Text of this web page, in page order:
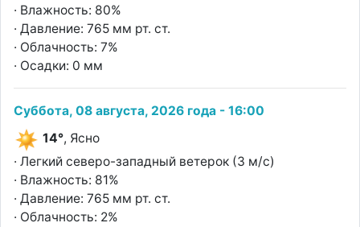
· Влажность: 80%
· Давление: 765 мм рт. ст.
· Облачность: 7%
· Осадки: 0 мм
Суббота, 08 августа, 2026 года - 16:00
14°, Ясно
· Легкий северо-западный ветерок (3 м/с)
· Влажность: 81%
· Давление: 765 мм рт. ст.
· Облачность: 2%